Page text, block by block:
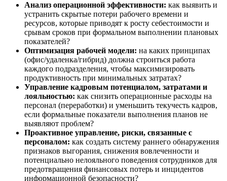
Анализ операционной эффективности: как выявить и
устранить скрытые потери рабочего времени и
ресурсов, которые приводят к росту себестоимости и
срывам сроков при формальном выполнении плановых
показателей?
Оптимизация рабочей модели: на каких принципах
(офис/удаленка/гибрид) должна строиться работа
каждого подразделения, чтобы максимизировать
продуктивность при минимальных затратах?
Управление кадровым потенциалом, затратами и
лояльностью: как снизить операционные расходы на
персонал (переработки) и уменьшить текучесть кадров,
если формальные показатели выполнения планов не
выявляют проблем?
Проактивное управление, риски, связанные с
персоналом: как создать систему раннего обнаружения
признаков выгорания, снижения вовлеченности и
потенциально нелояльного поведения сотрудников для
предотвращения финансовых потерь и инцидентов
информационной безопасности?